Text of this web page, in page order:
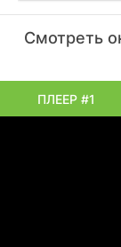
Смотреть
ПЛЕЕР #1